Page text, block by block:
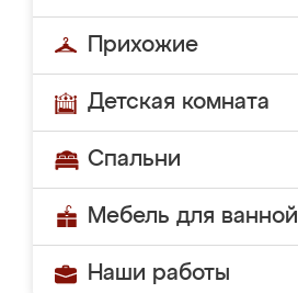
Прихожие
Детская комната
Спальни
Мебель для ванной
Наши работы